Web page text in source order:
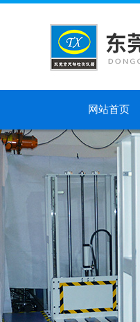
网站首页